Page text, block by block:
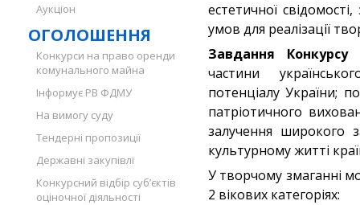
Аукціон
ОГОЛОШЕННЯ
Конкурси на право оренди
комунального майна
Інформує РВ ФДМУ
На вимогу суду
Тендерні пропозиції
Державні закупівлі
Конкурсний відбір суб’єктів
оціночної діяльності
естетичної
умов для реалізації
Завдання Конкурсу—
частини
потенціалу України;
патріотичного
залучення широкого
культурному житті
У творчому змаганні
2 вікових категоріях: